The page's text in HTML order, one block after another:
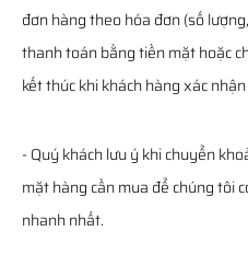
đơn hàng theo hóa đơn (số
thanh toán bằng tiền mặt hoặc
kết thúc khi khách hàng xác
- Quý khách lưu ý khi chuyển
mặt hàng cần mua để chúng tôi
nhanh nhất.